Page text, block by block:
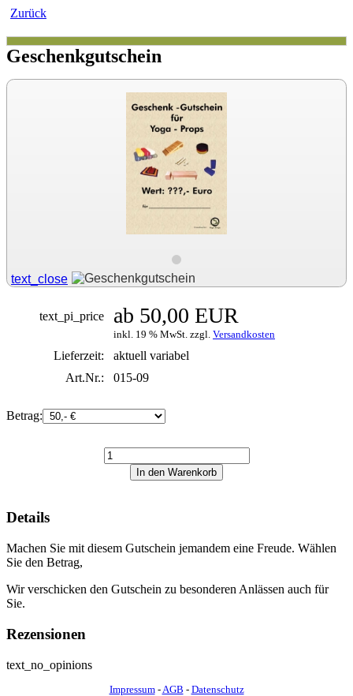
Zurück
Geschenkgutschein
text_close
text_pi_price ab 50,00 EUR
inkl. 19 % MwSt. zzgl. Versandkosten
Lieferzeit:
aktuell variabel
Art.Nr.:
015-09
Betrag:
Details
Machen Sie mit diesem Gutschein jemandem eine Freude. Wählen
Sie den Betrag,
Wir verschicken den Gutschein zu besonderen Anlässen auch für
Sie.
Rezensionen
text_no_opinions
Impressum- AGB - Datenschutz